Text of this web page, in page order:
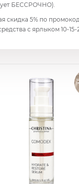
БЕССРОЧНО).
скидка 5% по
с ярлыком 10-15-